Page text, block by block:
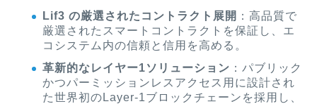
Lif3 の厳選されたコントラクト展開 ：高品質で
厳選されたスマートコントラクトを保証し、エ
コシステム内の信頼と信用を高める。
革新的なレイヤー1ソリューション ：パブリック
かつパーミッションレスアクセス用に設計され
た世界初のLayer-1ブロックチェーンを採用し、